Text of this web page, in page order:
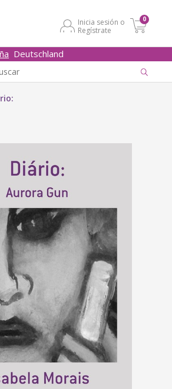
Inicia sesión o
Regístrate
0
Deutschland